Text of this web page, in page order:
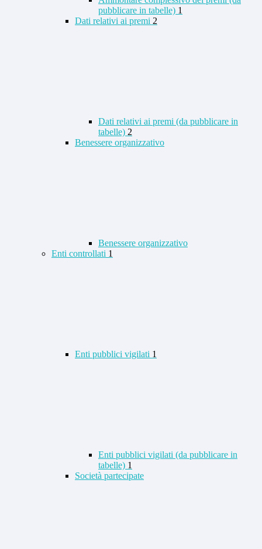
pubblicare in tabelle) 1
Dati relativi ai premi 2
Dati relativi ai premi (da pubblicare in
tabelle) 2
Benessere organizzativo
Benessere organizzativo
Enti controllati 1
Enti pubblici vigilati 1
Enti pubblici vigilati (da pubblicare in
tabelle) 1
Società partecipate